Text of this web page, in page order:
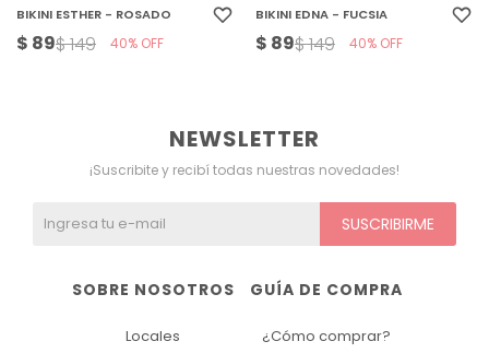
BIKINI ESTHER - ROSADO
$ 89$149 40
BIKINI EDNA - FUCSIA
$ 89$149 40
GUÍA DE COMPRA
¿Cómo comprar?
SOBRE NOSOTROS
Locales
NEWSLETTER
¡Suscribite y recibí todas nuestras novedades!
SUSCRIBIRME